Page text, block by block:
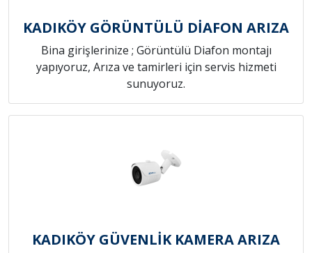
KADIKÖY GÖRÜNTÜLÜ DİAFON ARIZA
Bina girişlerinize ; Görüntülü Diafon montajı
yapıyoruz, Arıza ve tamirleri için servis hizmeti
sunuyoruz.
KADIKÖY GÜVENLİK KAMERA ARIZA